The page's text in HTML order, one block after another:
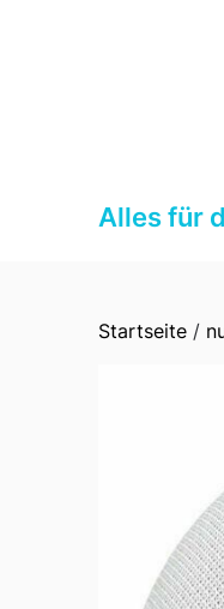
Alles für
Startseite /